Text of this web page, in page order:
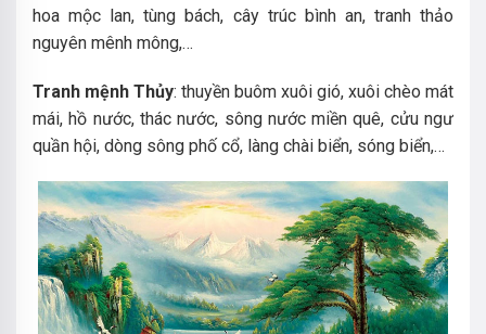
hoa mộc lan, tùng bách, cây trúc bình an, tranh thảo
nguyên mênh mông,…
Tranh mệnh Thủy: thuyền buôm xuôi gió, xuôi chèo mát
mái, hồ nước, thác nước, sông nước miền quê, cửu ngư
quần hội, dòng sông phố cổ, làng chài biển, sóng biển,…